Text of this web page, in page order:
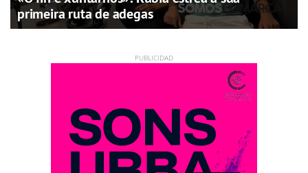
primeira ruta de adegas